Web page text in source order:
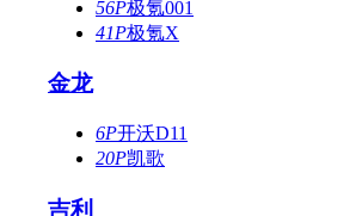
56P极氪001
41P极氪X
金龙
6P开沃D11
20P凯歌
吉利